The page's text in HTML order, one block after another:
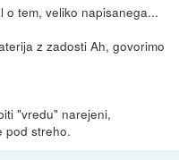
o tem, veliko napisanega...
z zadosti Ah, govorimo
"vredu" narejeni,
pod streho.